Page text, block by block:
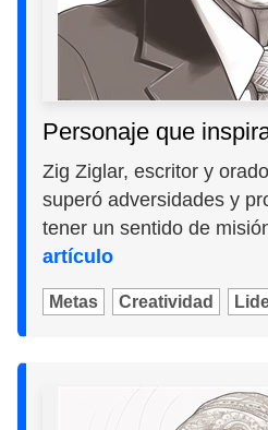
Personaje que
Zig Ziglar, escritor y
superó adversidades y
tener un sentido de
artículo
Metas Creatividad